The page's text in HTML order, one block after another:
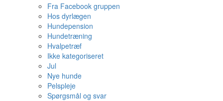
Fra Facebook gruppen
Hos dyrlægen
Hundepension
Hundetræning
Hvalpetræf
Ikke kategoriseret
Jul
Nye hunde
Pelspleje
Spørgsmål og svar